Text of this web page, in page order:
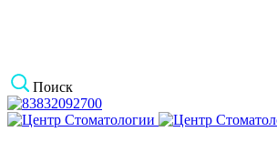
Поиск